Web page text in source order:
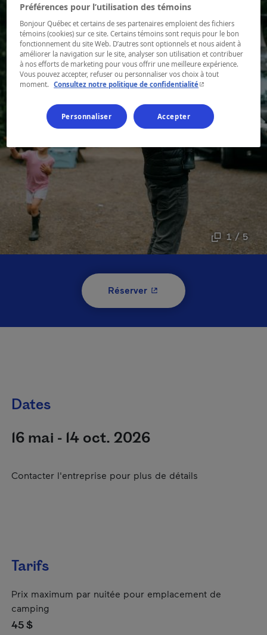
1 / 5
Réserver- Cet hyperlien s'ouvrira
Dates
16 mai - 14 oct. 2026
Contacter l'entreprise pour plus de détails
Tarifs
Prix maximum par nuitée pour emplacement de
camping
45 $
Préférences pour l’utilisation des témoins
Bonjour Québec et certains de ses partenaires emploient des fichiers
témoins (cookies) sur ce site. Certains témoins sont requis pour le bon
fonctionnement du site Web. D’autres sont optionnels et nous aident à
améliorer la navigation sur le site, analyser son utilisation et contribuer
à nos efforts de marketing pour vous offrir une meilleure expérience.
Vous pouvez accepter, refuser ou personnaliser vos choix à tout
moment.
Consultez notre politique de confidentialité- Cet hyperlien
Personnaliser Accepter